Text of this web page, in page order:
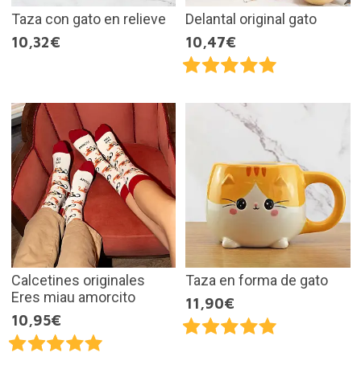
Taza con gato en relieve
10,32€
Delantal original gato
10,47€
Calcetines originales
Eres miau amorcito
10,95€
Taza en forma de gato
11,90€